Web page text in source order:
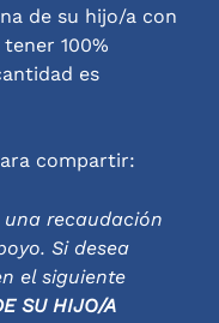
de su hijo/a con
100%
es
compartir:
recaudación
Si desea
el siguiente
SU HIJO/A